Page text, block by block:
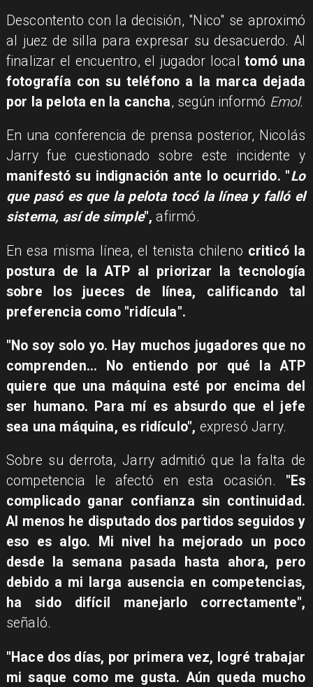
Descontento con la decisión, "Nico" se aproximó
al juez de silla para expresar su desacuerdo. Al
finalizar el encuentro, el jugador localtomó una
fotografía con su teléfono a la marca dejada
por la pelota en la cancha, según informó Emol.
En una conferencia de prensa posterior, Nicolás
Jarry fue cuestionado sobre este incidente y
manifestó su indignación ante lo ocurrido. "Lo
que pasó es que la pelota tocó la línea y falló el
sistema, así de simple", afirmó.
En esa misma línea, el tenista chileno criticó la
postura de la ATP al priorizar la tecnología
sobre los jueces de línea, calificando tal
preferencia como "ridícula".
"No soy solo yo. Hay muchos jugadores que no
comprenden... No entiendo por qué la ATP
quiere que una máquina esté por encima del
ser humano. Para mí es absurdo que el jefe
sea una máquina, es ridículo", expresó Jarry.
Sobre su derrota, Jarry admitió que la falta de
competencia le afectó en esta ocasión. "Es
complicado ganar confianza sin continuidad.
Al menos he disputado dos partidos seguidos y
eso es algo. Mi nivel ha mejorado un poco
desde la semana pasada hasta ahora, pero
debido a mi larga ausencia en competencias,
ha sido difícil manejarlo correctamente",
señaló.
"Hace dos días, por primera vez, logré trabajar
mi saque como me gusta. Aún queda mucho